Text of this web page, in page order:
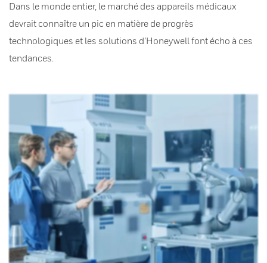
Dans le monde entier, le marché des appareils médicaux
devrait connaître un pic en matière de progrès
technologiques et les solutions d’Honeywell font écho à ces
tendances.